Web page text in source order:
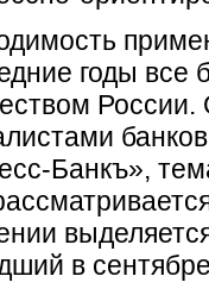
годы все
России.
Банкъ»,
в